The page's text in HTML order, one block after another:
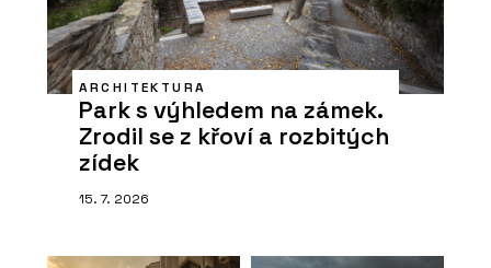
ARCHITEKTURA
Park s výhledem na zámek.
Zrodil se z křoví a rozbitých
zídek
15. 7. 2026